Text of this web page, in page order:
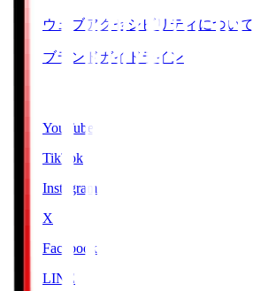
ウェブアクセシビリティについて
ブランドガイドライン
YouTube
TikTok
Instagram
X
Facebook
LINE